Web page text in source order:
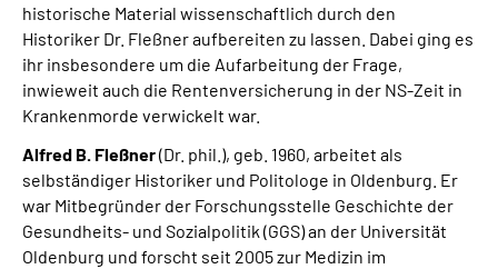
historische Material wissenschaftlich durch den
Historiker Dr. Fleßner aufbereiten zu lassen. Dabei ging es
ihr insbesondere um die Aufarbeitung der Frage,
inwieweit auch die Rentenversicherung in der NS-Zeit in
Krankenmorde verwickelt war.
Alfred B. Fleßner(Dr. phil.), geb. 1960, arbeitet als
selbständiger Historiker und Politologe in Oldenburg. Er
war Mitbegründer der Forschungsstelle Geschichte der
Gesundheits- und Sozialpolitik (GGS) an der Universität
Oldenburg und forscht seit 2005 zur Medizin im